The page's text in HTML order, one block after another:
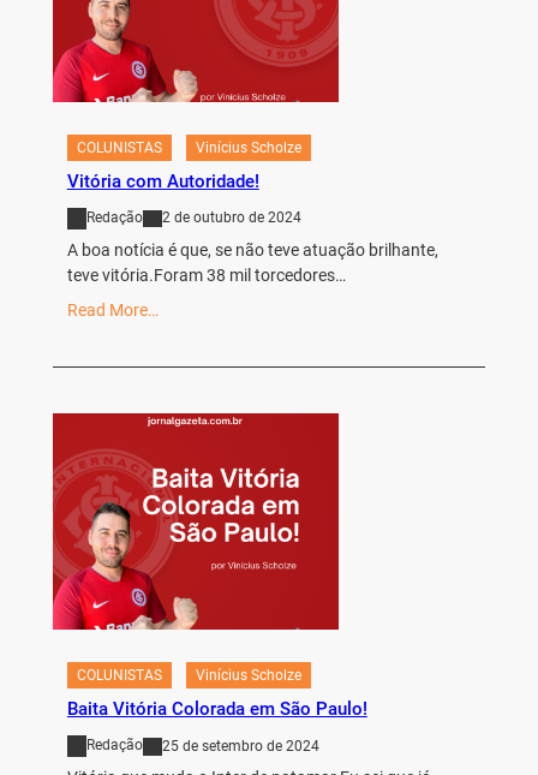
COLUNISTAS Vinícius Scholze
Vitória com Autoridade!
Redação 2 de outubro de 2024
A boa notícia é que, se não teve atuação brilhante,
teve vitória.Foram 38 mil torcedores…
Read More…
COLUNISTAS Vinícius Scholze
Baita Vitória Colorada em São Paulo!
Redação 25 de setembro de 2024